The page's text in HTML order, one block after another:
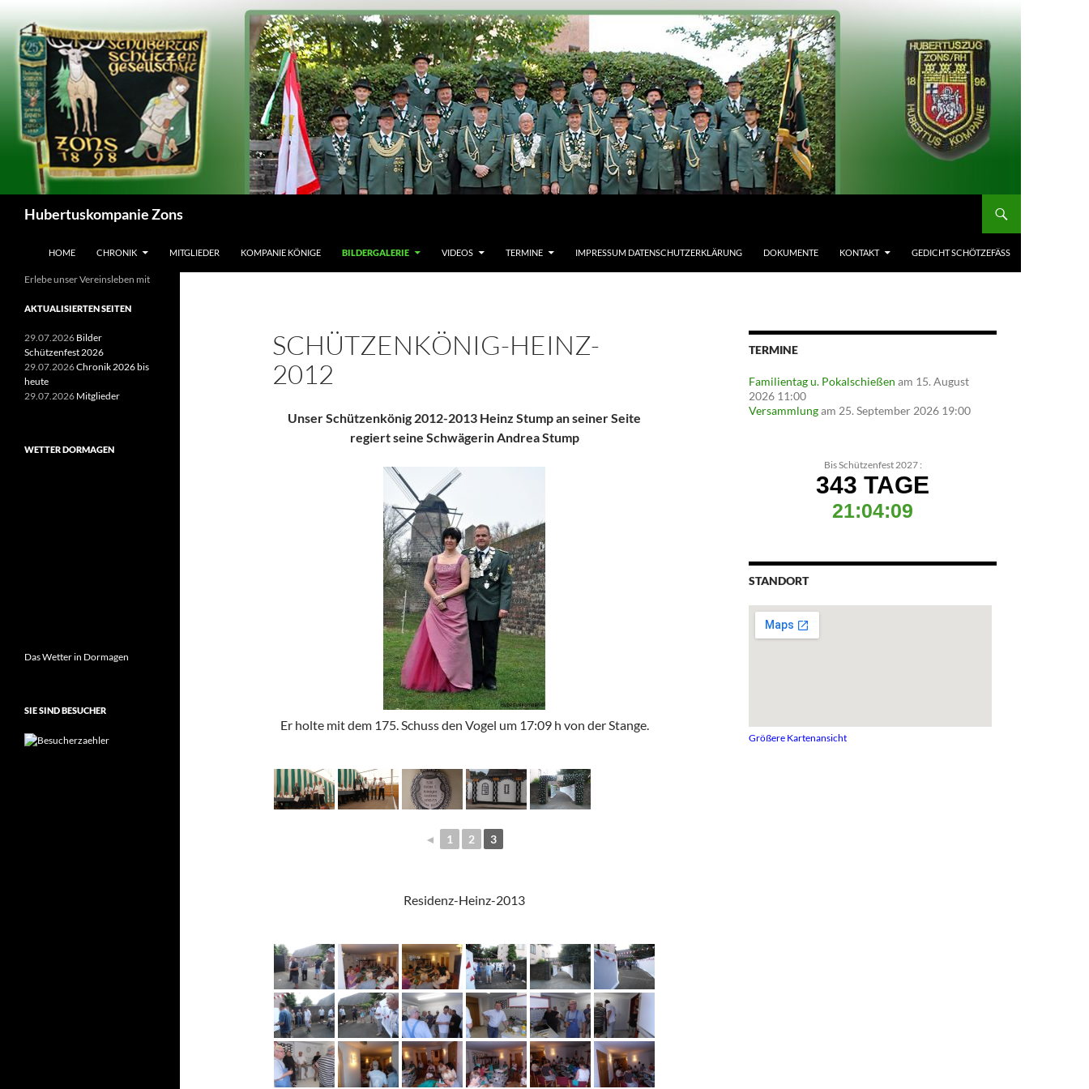
Inhalt
springen
Hubertuskompanie Zons
HOME CHRONIK MITGLIEDER KOMPANIE KÖNIGE BILDERGALERIE VIDEOS TERMINE IMPRESSUM DATENSCHUTZERKLÄRUNG DOKUMENTE KONTAKT GEDICHT SCHÖTZEFÄSS
SCHÜTZENKÖNIG-HEINZ-
2012
Unser Schützenkönig 2012-2013 Heinz Stumpan seiner Seite
regiertseine Schwägerin Andrea Stump
Er holte mit dem 175. Schuss den Vogel um 17:09 h von der Stange.
◄ 1 2 3
Residenz-Heinz-2013
TERMINE
Familientag u. Pokalschießen am 15. August
2026 11:00
Versammlungam 25. September 2026 19:00
Bis Schützenfest 2027 :
343 TAGE
21:04:08
STANDORT
Größere Kartenansicht
Erlebe unser Vereinsleben mit
AKTUALISIERTEN SEITEN
29.07.2026 Bilder
Schützenfest 2026
29.07.2026Chronik 2026 bis
heute
29.07.2026 Mitglieder
WETTER DORMAGEN
Das Wetter in Dormagen
SIE SIND BESUCHER